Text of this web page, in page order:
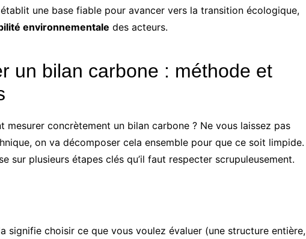
une base fiable pour avancer vers la transition écologique,
environnementale des acteurs.
un bilan carbone : méthode et
mesurer concrètement un bilan carbone ? Ne vous laissez pas
on va décomposer cela ensemble pour que ce soit limpide.
sur plusieurs étapes clés qu’il faut respecter scrupuleusement.
signifie choisir ce que vous voulez évaluer (une structure entière,